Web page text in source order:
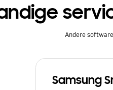
Andere
Samsung